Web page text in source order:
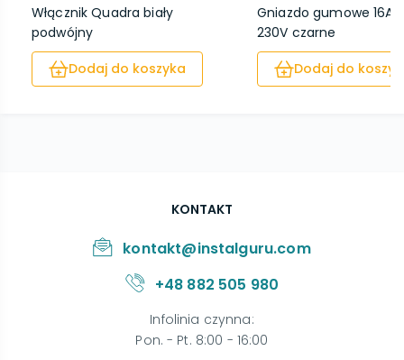
Włącznik Quadra biały
podwójny
Dodaj do koszyka
Gniazdo gumowe 16A
230V czarne
Dodaj do
KONTAKT
kontakt@instalguru.com
+48 882 505 980
Infolinia czynna:
Pon. - Pt. 8:00 - 16:00